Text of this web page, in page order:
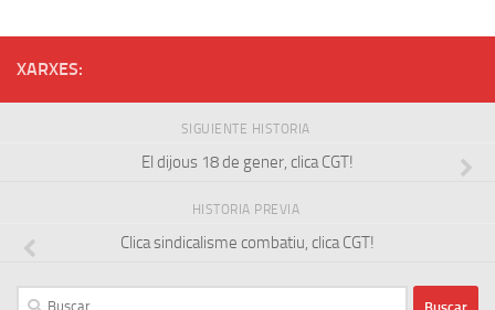
XARXES:
SIGUIENTE HISTORIA
El dijous 18 de gener, clica CGT!
HISTORIA PREVIA
Clica sindicalisme combatiu, clica CGT!
Buscar: